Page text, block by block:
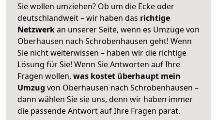
Sie wollen umziehen? Ob um die Ecke oder
deutschlandweit – wir haben das richtige
Netzwerkan unserer Seite, wenn es Umzüge von
Oberhausen nach Schrobenhausen geht! Wenn
Sie nicht weiterwissen – haben wir die richtige
Lösung für Sie! Wenn Sie Antworten auf Ihre
Fragen wollen, was kostet überhaupt mein
Umzug von Oberhausen nach Schrobenhausen –
dann wählen Sie sie uns, denn wir haben immer
die passende Antwort auf Ihre Fragen parat.